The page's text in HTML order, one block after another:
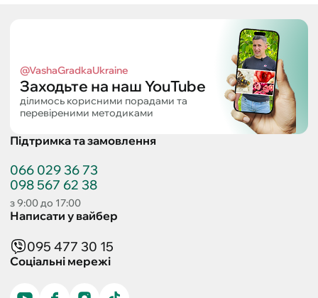
@VashaGradkaUkraine
Заходьте на наш YouTube
ділимось корисними порадами та
перевіреними методиками
Підтримка та замовлення
066 029 36 73
098 567 62 38
з 9:00 до 17:00
Написати у вайбер
095 477 30 15
Соціальні мережі